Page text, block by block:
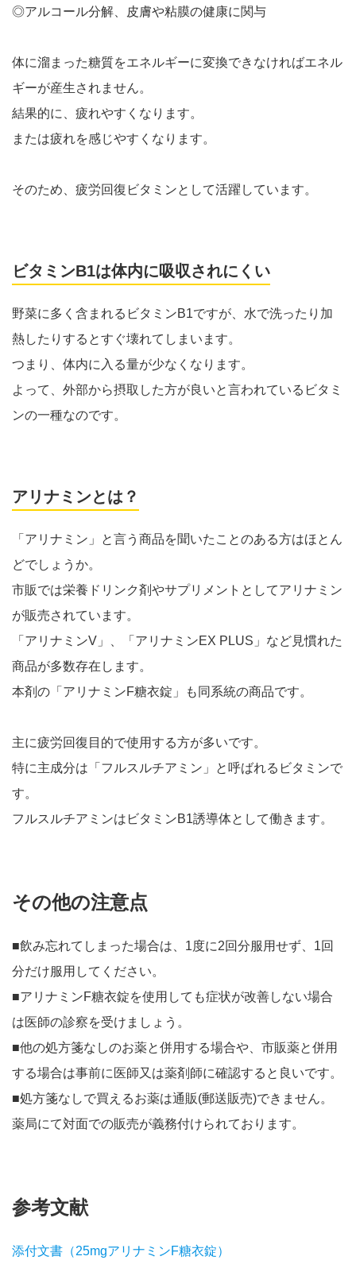
◎アルコール分解、皮膚や粘膜の健康に関与
体に溜まった糖質をエネルギーに変換できなければエネル
ギーが産生されません。
結果的に、疲れやすくなります。
または疲れを感じやすくなります。
そのため、疲労回復ビタミンとして活躍しています。
ビタミンB1は体内に吸収されにくい
野菜に多く含まれるビタミンB1ですが、水で洗ったり加
熱したりするとすぐ壊れてしまいます。
つまり、体内に入る量が少なくなります。
よって、外部から摂取した方が良いと言われているビタミ
ンの一種なのです。
アリナミンとは？
「アリナミン」と言う商品を聞いたことのある方はほとん
どでしょうか。
市販では栄養ドリンク剤やサプリメントとしてアリナミン
が販売されています。
「アリナミンV」、「アリナミンEX PLUS」など見慣れた
商品が多数存在します。
本剤の「アリナミンF糖衣錠」も同系統の商品です。
主に疲労回復目的で使用する方が多いです。
特に主成分は「フルスルチアミン」と呼ばれるビタミンで
す。
フルスルチアミンはビタミンB1誘導体として働きます。
その他の注意点
■飲み忘れてしまった場合は、1度に2回分服用せず、1回
分だけ服用してください。
■アリナミンF糖衣錠を使用しても症状が改善しない場合
は医師の診察を受けましょう。
■他の処方箋なしのお薬と併用する場合や、市販薬と併用
する場合は事前に医師又は薬剤師に確認すると良いです。
■処方箋なしで買えるお薬は通販(郵送販売)できません。
薬局にて対面での販売が義務付けられております。
参考文献
添付文書（25mgアリナミンF糖衣錠）